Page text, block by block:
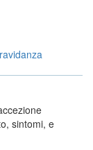
sintomi, e